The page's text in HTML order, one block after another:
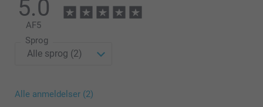
5.0
AF5
Sprog
Alle anmeldelser (2)